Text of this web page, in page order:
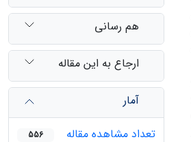
هم رسانی
ارجاع به این مقاله
آمار
تعداد مشاهده مقاله
556